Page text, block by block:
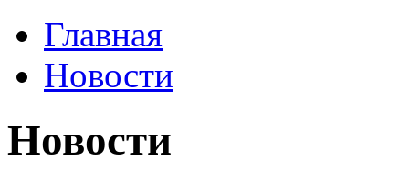
Главная
Новости
Новости